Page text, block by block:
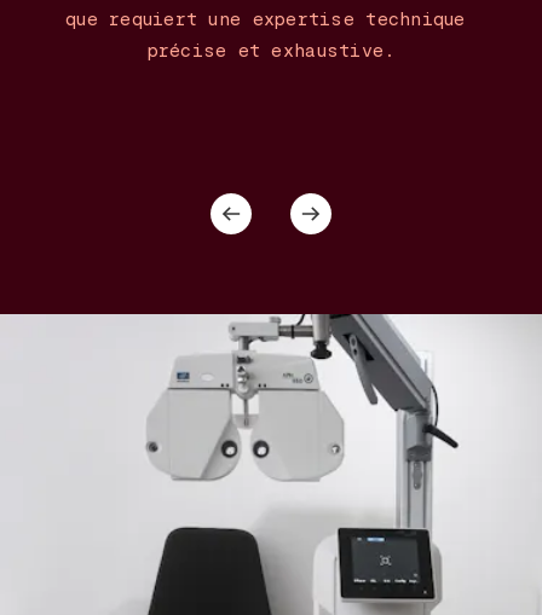
que requiert une expertise technique
précise et exhaustive.